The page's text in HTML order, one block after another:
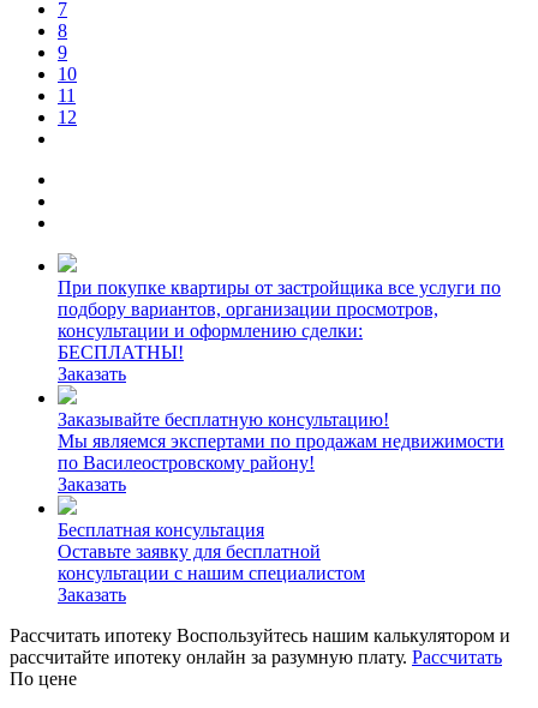
7
8
9
10
11
12
При покупке квартиры от застройщика все услуги по
подбору вариантов, организации просмотров,
консультации и оформлению сделки:
БЕСПЛАТНЫ!
Заказать
Заказывайте бесплатную консультацию!
Мы являемся экспертами по продажам недвижимости
по Василеостровскому району!
Заказать
Бесплатная консультация
Оставьте заявку для бесплатной
консультации с нашим специалистом
Заказать
Рассчитать ипотеку Воспользуйтесь нашим калькулятором и
рассчитайте ипотеку онлайн за разумную плату. Рассчитать
По цене